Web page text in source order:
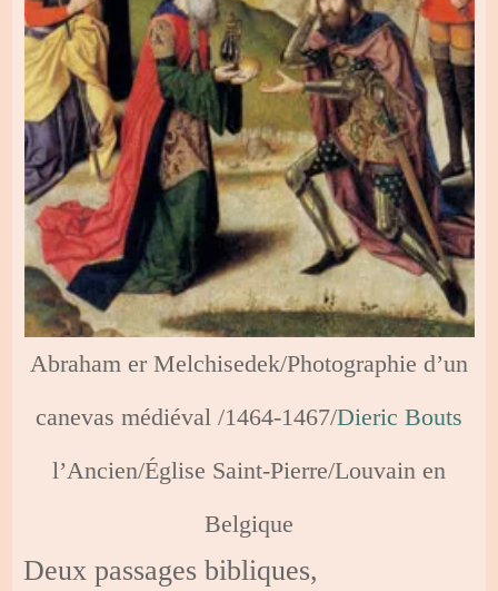
Abraham er Melchisedek/Photographie d’un
canevas médiéval /1464-1467/Dieric Bouts
l’Ancien/Église Saint-Pierre/Louvain en
Belgique
Deux passages bibliques,